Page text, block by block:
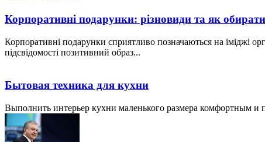
Корпоративні подарунки: різновиди та як обирати
Корпоративні подарунки сприятливо позначаються на іміджі
підсвідомості позитивний образ...
Бытовая техника для кухни
Выполнить интерьер кухни маленького размера комфортным и